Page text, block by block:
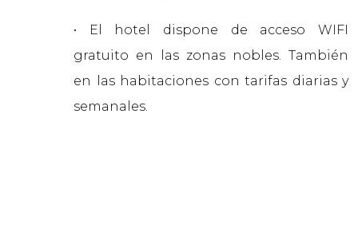
• El hotel dispone de acceso WIFI
gratuito en las zonas nobles. También
en las habitaciones con tarifas diarias y
semanales.